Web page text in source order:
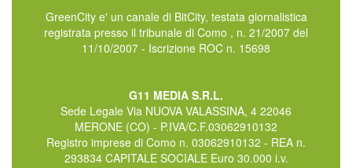
GreenCity e' un canale di BitCity, testata giornalistica
registrata presso il tribunale di Como , n. 21/2007 del
11/10/2007 - Iscrizione ROC n. 15698
G11 MEDIA S.R.L.
Sede Legale Via NUOVA VALASSINA, 4 22046
MERONE (CO) - P.IVA/C.F.03062910132
Registro imprese di Como n. 03062910132 - REA n.
293834 CAPITALE SOCIALE Euro 30.000 i.v.